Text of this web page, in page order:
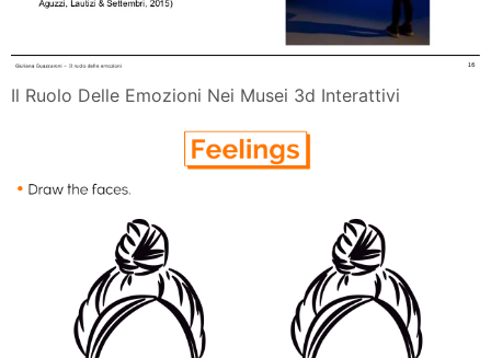
Il Ruolo Delle Emozioni Nei Musei 3d Interattivi